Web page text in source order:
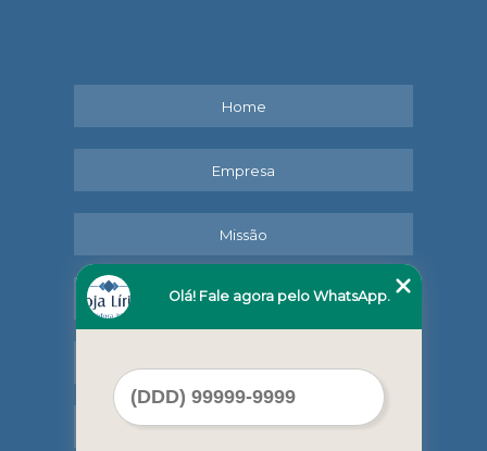
Home
Empresa
Missão
Serviços
Mapa do site
Olá! Fale agora pelo WhatsApp.